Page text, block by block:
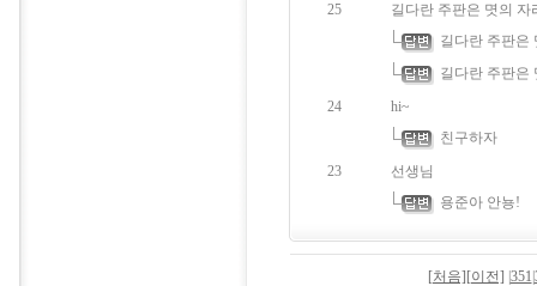
25
길다란 주판은 몃의 자
길다란 주판은
길다란 주판은
24
hi~
친구하자
23
선생님
용준아 안뇽!
[처음] [이전] 351